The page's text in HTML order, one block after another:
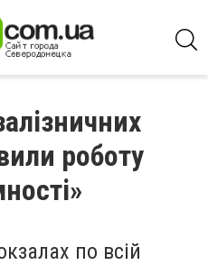
роботу
по всій